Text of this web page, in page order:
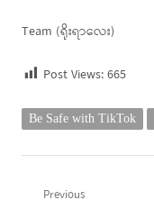
Team (ရိုးရာလေး)
Post Views:665
Be Safe with TikTok
Previous